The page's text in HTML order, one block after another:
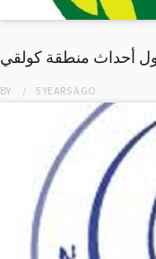
أحداث منطقة كولقي
BY 5 YEARSAGO